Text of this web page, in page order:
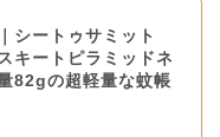
シートゥサミット
キートピラミッドネ
82gの超軽量な蚊帳